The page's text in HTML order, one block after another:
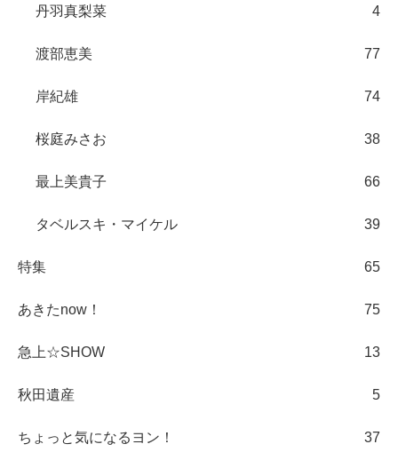
丹羽真梨菜 4
渡部恵美 77
岸紀雄 74
桜庭みさお 38
最上美貴子 66
タベルスキ・マイケル 39
特集 65
あきたnow！ 75
急上☆SHOW 13
秋田遺産 5
ちょっと気になるヨン！ 37